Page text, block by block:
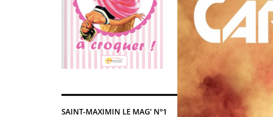
SAINT-MAXIMIN LE MAG’ N°1